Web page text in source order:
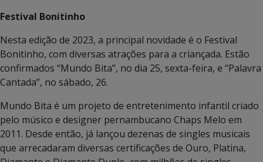
Festival Bonitinho
Nesta edição de 2023, a principal novidade é o Festival
Bonitinho, com diversas atrações para a criançada. Estão
confirmados “Mundo Bita”, no dia 25, sexta-feira, e “Palavra
Cantada”, no sábado, 26.
Mundo Bita é um projeto de entretenimento infantil criado
pelo músico e designer pernambucano Chaps Melo em
2011. Desde então, já lançou dezenas de singles musicais
que arrecadaram diversas certificações de Ouro, Platina,